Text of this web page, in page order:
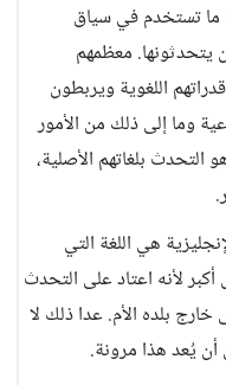
ما تستخدم في سياق
يتحدثونها. معظمهم
اللغوية ويربطون
وما إلى ذلك من الأمور
بلغاتهم الأصلية،
هي اللغة التي
لأنه اعتاد على التحدث
بلده الأم. عدا ذلك لا
يُعد هذا مرونة.